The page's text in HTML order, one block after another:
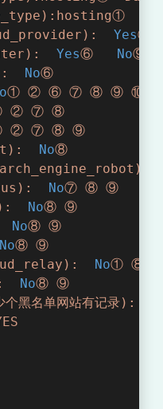
Yes⑧
Yes⑥ No⑨
No⑥
① ② ⑥ ⑦ ⑧ ⑨ ⑩
② ⑦ ⑧
② ⑦ ⑧ ⑨
No⑧
No⑦ ⑧ ⑨
No⑧ ⑨
No⑧ ⑨
No⑧ ⑨
No① ⑧
No⑧ ⑨
个黑名单网站有记录):